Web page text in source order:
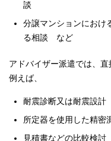
談
分譲マンションにおけ
る相談 など
アドバイザー派遣では、直
例えば、
耐震診断又は耐震設計
所定器を使用した精密
見積書などの比較検討